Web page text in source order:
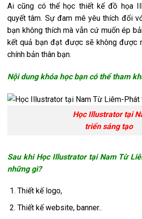
Ai cũng có thể học thiết kế đồ họa
quyết tâm. Sự đam mê yêu thích đối
bạn không thích mà vẫn cứ muốn ép
kết quả bạn đạt được sẽ không được
chính bản thân bạn.
Nội dung khóa học bạn có thể tham
Học Illustrator tại
triển sáng tạo
Sau khi Học Illustrator tại Nam Từ
những gì?
Thiết kế logo,
Thiết kế website, banner..